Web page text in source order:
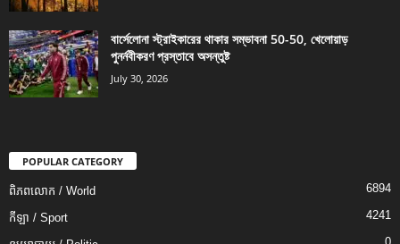
বার্সেলোনা স্ট্রাইকারের থাকার সম্ভাবনা 50-50, খেলোয়াড়
পুনর্নবীকরণ প্রস্তাবে অসন্তুষ্ট
July 30, 2026
POPULAR CATEGORY
ពិភពលោក / World 6894
កីឡា / Sport 4241